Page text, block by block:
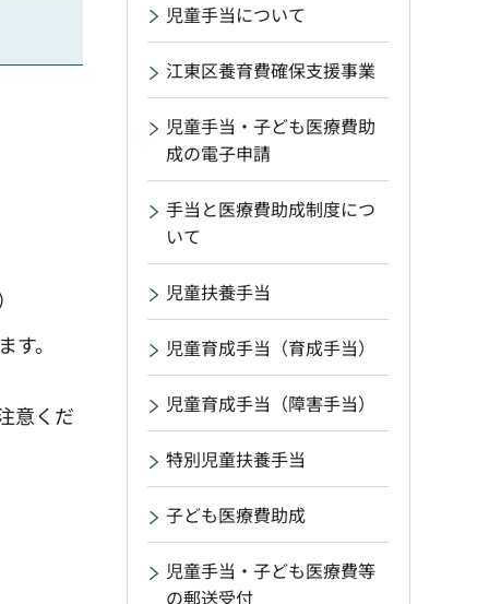
。
意くだ
児童手当について
江東区養育費確保支援事業
児童手当・子ども医療費助
成の電子申請
手当と医療費助成制度につ
いて
児童扶養手当
児童育成手当（育成手当）
児童育成手当（障害手当）
特別児童扶養手当
子ども医療費助成
児童手当・子ども医療費等
の郵送受付